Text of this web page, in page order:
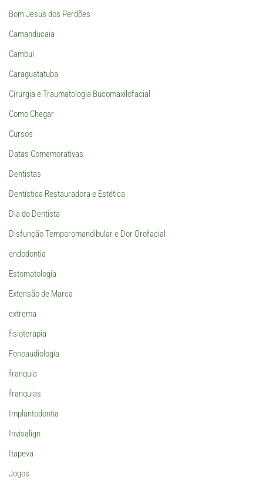
Bom Jesus dos Perdões
Camanducaia
Cambuí
Caraguatatuba
Cirurgia e Traumatologia Bucomaxilofacial
Como Chegar
Cursos
Datas Comemorativas
Dentistas
Dentística Restauradora e Estética
Dia do Dentista
Disfunção Temporomandibular e Dor Orofacial
endodontia
Estomatologia
Extensão de Marca
extrema
fisioterapia
Fonoaudiologia
franquia
franquias
Implantodontia
Invisalign
Itapeva
Jogos